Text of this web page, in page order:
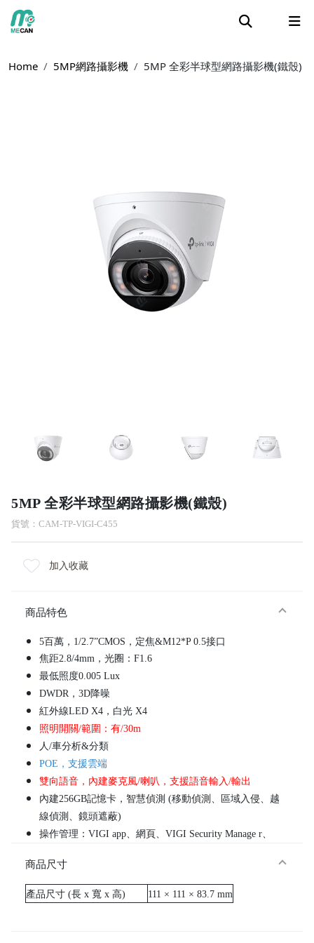
Home 5MP網路攝影機 5MP 全彩半球型網路攝影機(鐵殼)
5MP 全彩半球型網路攝影機(鐵殼)
貨號：CAM-TP-VIGI-C455
加入收藏
商品特色
5百萬，1/2.7”CMOS，定焦&M12*P 0.5接口
焦距2.8/4mm，光圈：F1.6
最低照度0.005 Lux
DWDR，3D降噪
紅外線LED X4，白光 X4
照明開關/範圍：有/30m
人/車分析&分類
POE，支援雲端
雙向語音，內建麥克風/喇叭，支援語音輸入/輸出
內建256GB記憶卡，智慧偵測 (移動偵測、區域入侵、越
線偵測、鏡頭遮蔽)
操作管理：VIGI app、網頁、VIGI Security Manage r、
材質：金屬，防護IP67
商品尺寸
產品尺寸 (長 x 寬 x 高) 111 × 111 × 83.7 mm